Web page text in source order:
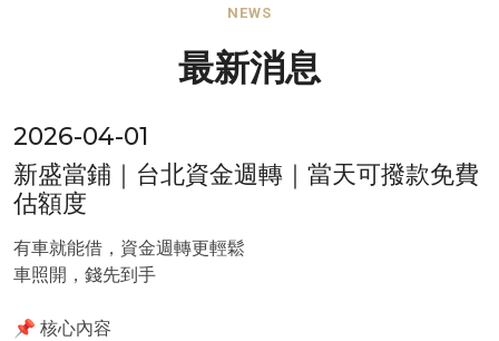
NEWS
最新消息
2026-04-01
新盛當鋪｜台北資金週轉｜當天可撥款免費
估額度
有車就能借，資金週轉更輕鬆
車照開，錢先到手
📌 核心內容